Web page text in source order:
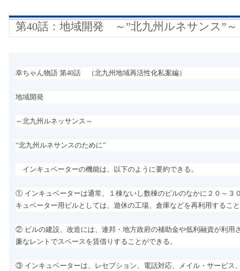
第40話：地域開発 ～”北九州ルネサンス”～
幸ちゃん物語 第40話 （北九州地域再活性化私案編）
地域開発
～北九州ルネッサンス～
“北九州ルネサンスのために”
インキュベーターの機能は、以下のように要約できる。
① インキュベーターは通常、１棟ないし数棟のビルのなかに２０～３
キュベーター用ビルとしては、遊休の工場、倉庫などを再利用すること
② ビルの建設、改造には、連邦・地方政府の補助金や低利融資が利用
廉なレントでスペースを賃借りすることができる。
③ インキュベーターは、レセプション、電話対応、メイル・サービス